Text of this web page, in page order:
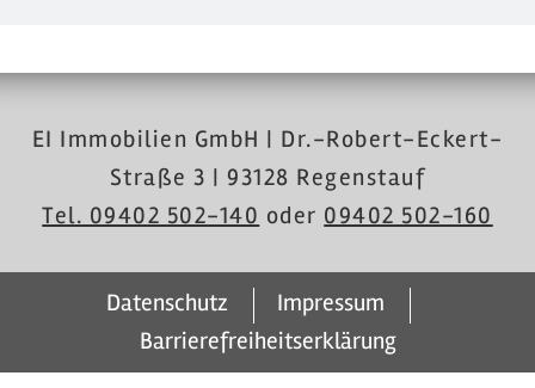
EI Immobilien GmbH | Dr.-Robert-Eckert-
Straße 3 | 93128 Regenstauf
Tel. 09402 502-140 oder 09402 502-160
Datenschutz
Impressum
Barrierefreiheitserklärung